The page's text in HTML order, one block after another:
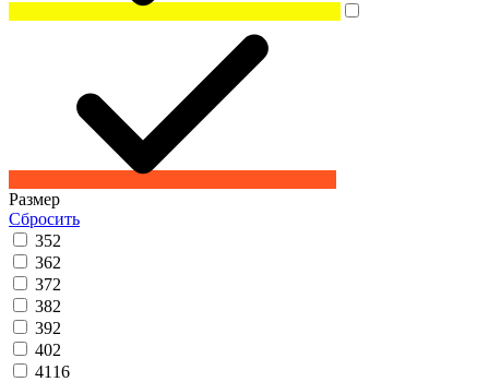
Размер
Сбросить
352
362
372
382
392
402
41 16